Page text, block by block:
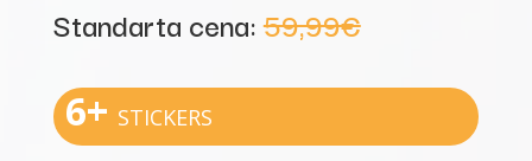
Standarta cena:59,99€
6+ STICKERS